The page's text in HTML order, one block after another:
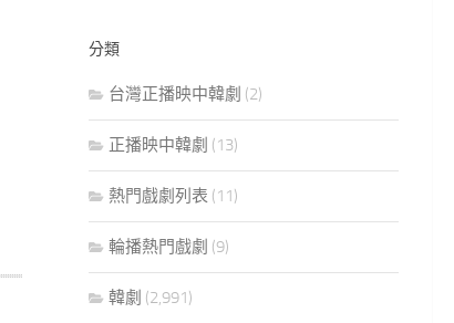
分類
台灣正播映中韓劇 (2)
正播映中韓劇 (13)
熱門戲劇列表 (11)
輪播熱門戲劇 (9)
韓劇 (2,991)